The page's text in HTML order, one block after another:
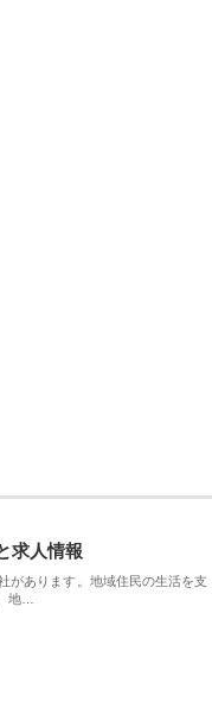
求人情報
があります。地域住民の生活を支
地…